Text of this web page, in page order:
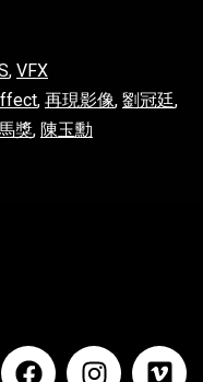
, VFX
, 再現影像, 劉冠廷,
獎, 陳玉勳